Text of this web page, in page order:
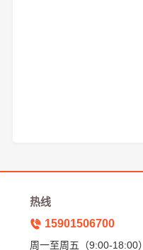
热线
15901506700
周一至周五（9:00-18:00）